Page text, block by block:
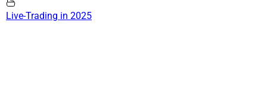
Live-Trading in 2025